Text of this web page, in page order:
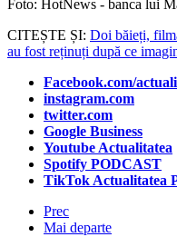
Foto: HotNews - banca lui
CITEȘTE ȘI: Doi băieți,
au fost reținuți după ce
Facebook.com/
instagram.com
twitter.com
Google Business
Youtube Actualitatea
Spotify PODCAST
TikTok Actualitatea
Prec
Mai departe